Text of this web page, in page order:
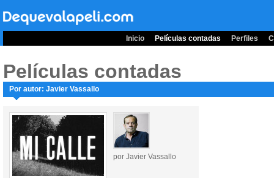
Inicio Películas contadas Perfiles
Películas contadas
Por autor: Javier Vassallo
por Javier Vassallo